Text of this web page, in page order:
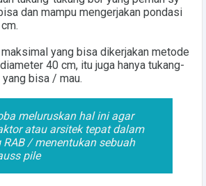
dan mampu mengerjakan pondasi
yang bisa dikerjakan metode
40 cm, itu juga hanya tukang-
bisa / mau.
meluruskan hal ini agar
atau arsitek tepat dalam
/ menentukan sebuah
pile